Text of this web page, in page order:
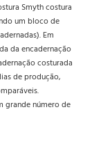
Smyth costura
um bloco de
Em
da encadernação
costurada
de produção,
grande número de